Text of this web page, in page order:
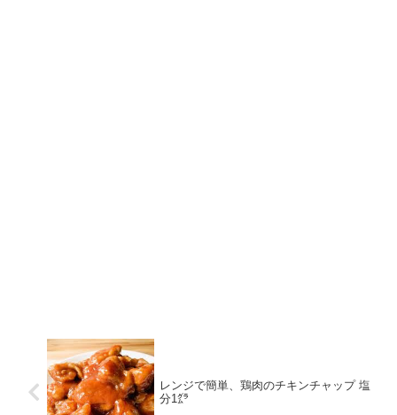
レンジで簡単、鶏肉のチキンチャップ 塩
分1㌘